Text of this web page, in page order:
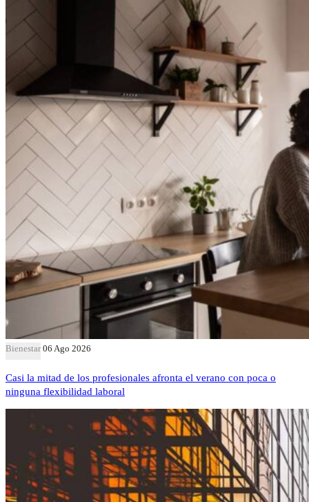
Bienestar 06 Ago 2026
Casi la mitad de los profesionales afronta el verano con poca o
ninguna flexibilidad laboral